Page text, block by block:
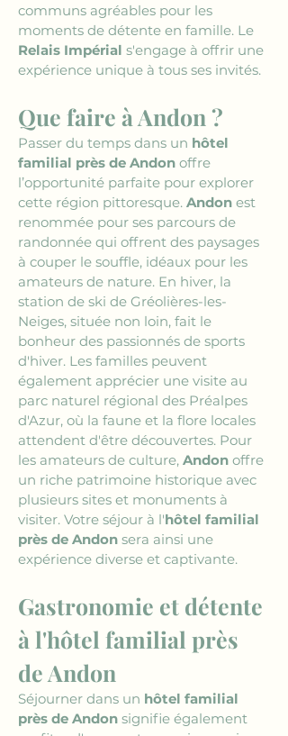
communs agréables pour les
moments de détente en famille. Le
Relais Impérial s'engage à offrir une
expérience unique à tous ses invités.
Que faire à Andon ?
Passer du temps dans un hôtel
familial près de Andon offre
l’opportunité parfaite pour explorer
cette région pittoresque. Andon est
renommée pour ses parcours de
randonnée qui offrent des paysages
à couper le souffle, idéaux pour les
amateurs de nature. En hiver, la
station de ski de Gréolières-les-
Neiges, située non loin, fait le
bonheur des passionnés de sports
d'hiver. Les familles peuvent
également apprécier une visite au
parc naturel régional des Préalpes
d'Azur, où la faune et la flore locales
attendent d'être découvertes. Pour
les amateurs de culture, Andon offre
un riche patrimoine historique avec
plusieurs sites et monuments à
visiter. Votre séjour à l'hôtel familial
près de Andon sera ainsi une
expérience diverse et captivante.
Gastronomie et détente
à l'hôtel familial près
de Andon
Séjourner dans un hôtel familial
près de Andon signifie également